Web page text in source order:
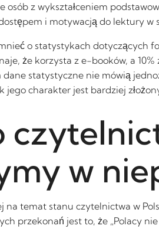
osób z wykształceniem
i motywacją do lektury w
o statystykach dotyczących
że korzysta z e-booków, a
dane statystyczne nie mówią
jego charakter jest bardziej
w
na temat stanu czytelnictwa w
przekonań jest to, że „Polacy